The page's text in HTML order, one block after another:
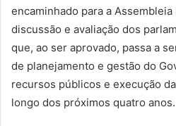
encaminhado para a
discussão e avaliação dos
que, ao ser aprovado, passa a
de planejamento e gestão do
recursos públicos e execução
longo dos próximos quatro anos.